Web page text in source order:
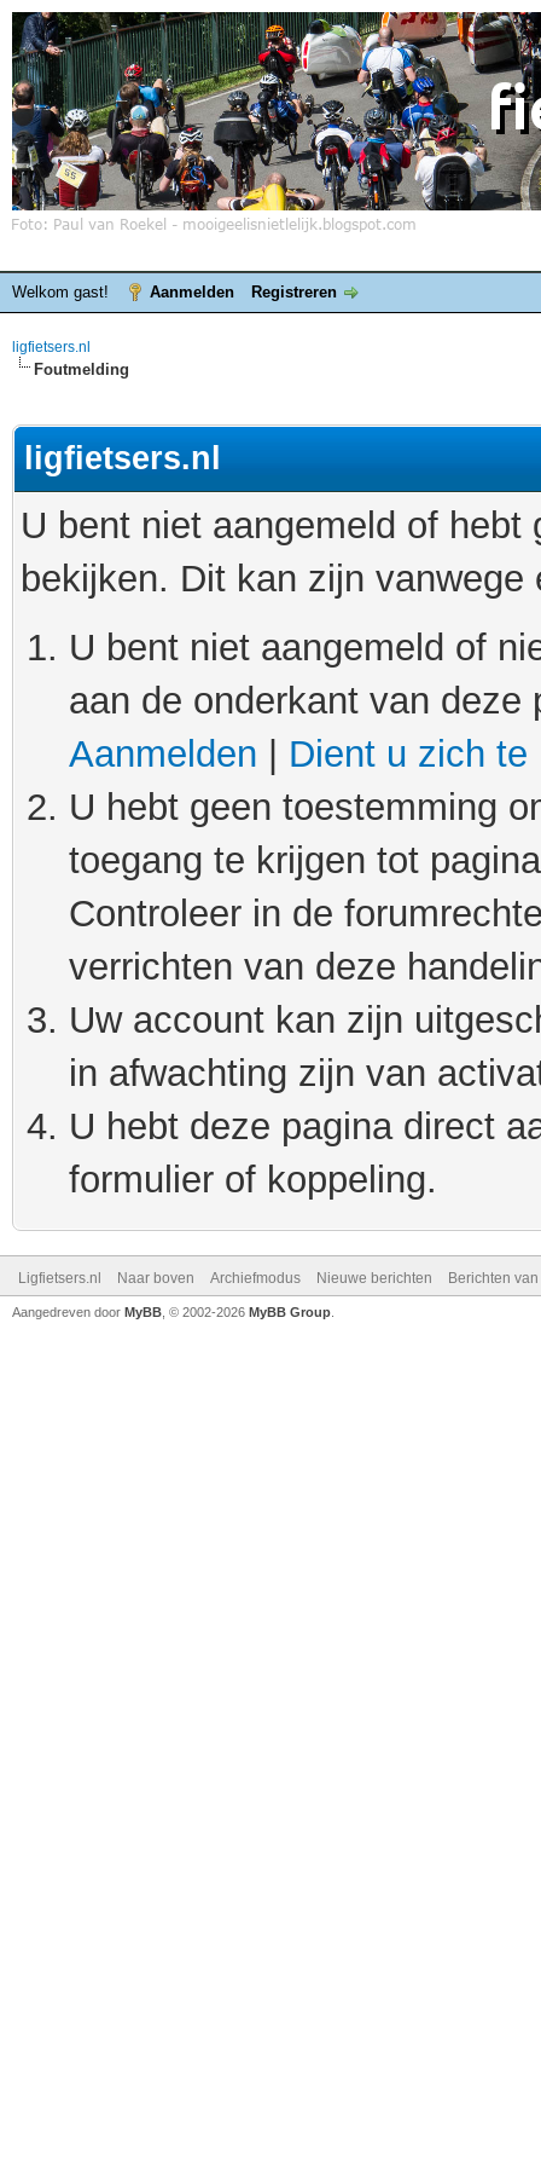
Welkom gast! Aanmelden Registreren
ligfietsers.nl
Foutmelding
ligfietsers.nl
U bent niet aangemeld of
bekijken. Dit kan zijn
U bent niet aangemeld of
aan de onderkant van
Aanmelden
Dient u zich te
U hebt geen toestemming
toegang te krijgen tot
Controleer in de
verrichten van deze
Uw account kan zijn
in afwachting zijn van
U hebt deze pagina direct
formulier of koppeling.
Ligfietsers.nl Naar boven Archiefmodus Nieuwe berichten Berichten
Aangedreven door MyBB , © 2002-2026 MyBB Group